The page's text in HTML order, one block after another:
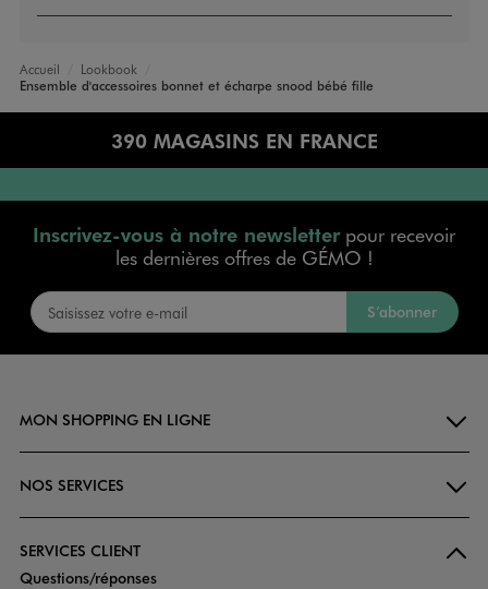
Accueil
Lookbook
Ensemble d'accessoires bonnet et écharpe snood bébé fille
390 MAGASINS EN FRANCE
Inscrivez-vous à notre newsletterpour recevoir
les dernières offres de GÉMO !
S’abonner
MON SHOPPING EN LIGNE
NOS SERVICES
SERVICES CLIENT
Questions/réponses